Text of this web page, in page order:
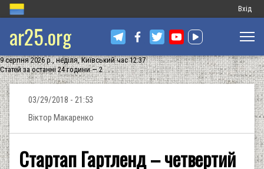
Меню
запису
Вхід
ar25.org
9 серпня 2026 р., неділя, Київський час 12:37
Статей за останні 24 години — 2
03/29/2018 - 21:53
Віктор Макаренко
Стартап Гартленд – четвертий